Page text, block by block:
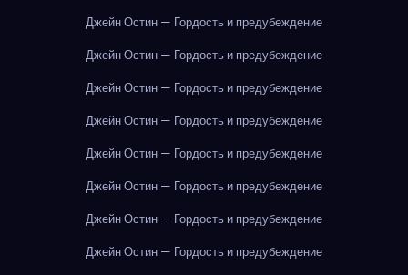
Джейн Остин — Гордость и предубеждение
Джейн Остин — Гордость и предубеждение
Джейн Остин — Гордость и предубеждение
Джейн Остин — Гордость и предубеждение
Джейн Остин — Гордость и предубеждение
Джейн Остин — Гордость и предубеждение
Джейн Остин — Гордость и предубеждение
Джейн Остин — Гордость и предубеждение